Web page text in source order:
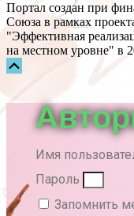
Портал создан при
Союза в рамках
"Эффективная
на местном уровне" в
Имя
Пароль
Запомнить